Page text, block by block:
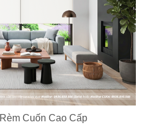
Rèm Cuốn Cao Cấp